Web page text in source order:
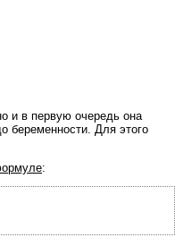
и в первую очередь она
беременности. Для этого
: